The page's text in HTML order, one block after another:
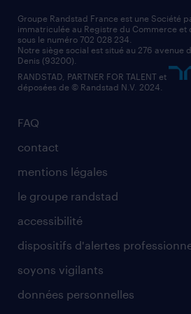
assistant administratif
comptable
nos cabinets de recrutement
FAQ
contact
mentions légales
le groupe randstad
accessibilité
dispositifs d'alertes
soyons vigilants
données personnelles
Groupe Randstad France est une Société
immatriculée au Registre du Commerce et
sous le numéro 702 028 234.
Notre siège social est situé au 276 avenue
Denis (93200).
RANDSTAD, PARTNER FOR TALENT et
déposées de © Randstad N.V. 2024.